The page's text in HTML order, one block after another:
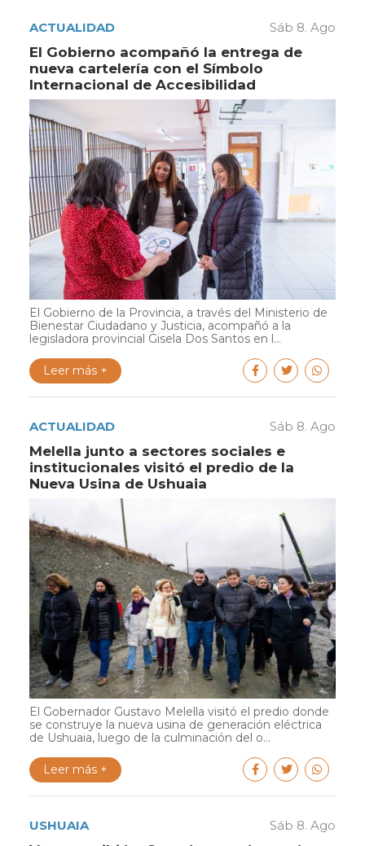
ACTUALIDAD Sáb 8. Ago
El Gobierno acompañó la entrega de
nueva cartelería con el Símbolo
Internacional de Accesibilidad
El Gobierno de la Provincia, a través del Ministerio de
Bienestar Ciudadano y Justicia, acompañó a la
legisladora provincial Gisela Dos Santos en l...
Leer más +
ACTUALIDAD Sáb 8. Ago
Melella junto a sectores sociales e
institucionales visitó el predio de la
Nueva Usina de Ushuaia
El Gobernador Gustavo Melella visitó el predio donde
se construye la nueva usina de generación eléctrica
de Ushuaia, luego de la culminación del o...
Leer más +
USHUAIA Sáb 8. Ago